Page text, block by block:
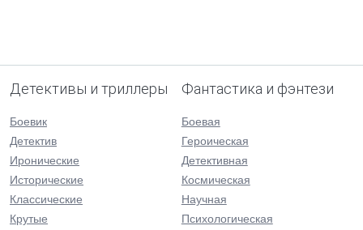
Детективы и триллеры
Боевик
Детектив
Иронические
Исторические
Классические
Крутые
Фантастика и фэнтези
Боевая
Героическая
Детективная
Космическая
Научная
Психологическая